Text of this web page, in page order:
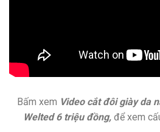
Bấm xem Video cắt đôi giày da
Welted 6 triệu đồng,để xem